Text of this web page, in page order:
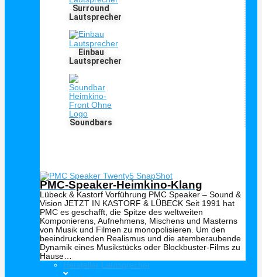
Surround
Lautsprecher
Einbau
Lautsprecher
Soundbars
PMC-Speaker-Heimkino-Klang
Lübeck & Kastorf Vorführung PMC Speaker – Sound &
Vision JETZT IN KASTORF & LÜBECK Seit 1991 hat
PMC es geschafft, die Spitze des weltweiten
Komponierens, Aufnehmens, Mischens und Masterns
von Musik und Filmen zu monopolisieren. Um den
beeindruckenden Realismus und die atemberaubende
Dynamik eines Musikstücks oder Blockbuster-Films zu
Hause…
Hersteller Lautsprecher